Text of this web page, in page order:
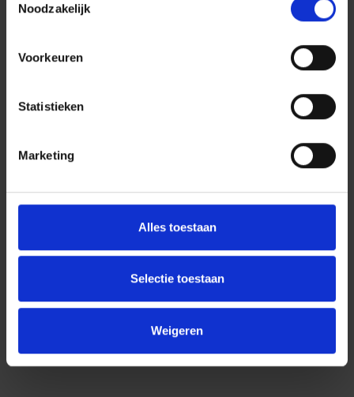
Noodzakelijk
Voorkeuren
Statistieken
Marketing
Alles toestaan
Selectie toestaan
Weigeren